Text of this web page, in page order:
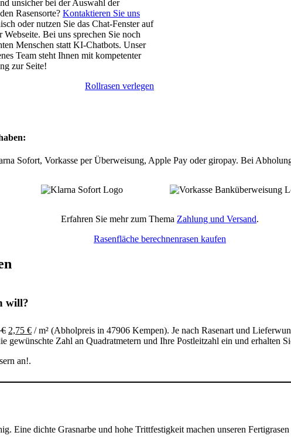
unsicher bei der Auswahl der
Rasensorte? Kontaktieren Sie uns
oder nutzen Sie das Chat-Fenster auf
Webseite. Bei uns sprechen Sie noch
Menschen statt KI-Chatbots. Unser
Team steht Ihnen mit kompetenter
zur Seite!
Rollrasen verlegen
Sofort, Vorkasse per Überweisung, Apple Pay oder giropay. Bei
Erfahren Sie mehr zum Thema Zahlung und Versand.
Rasenfläche berechnenrasen kaufen
will?
€ 2,75 € / m² (Abholpreis in 47906 Kempen). Je nach Rasenart und
gewünschte Zahl an Quadratmetern und Ihre Postleitzahl ein und erhalten
an!.
Eine dichte Grasnarbe und hohe Trittfestigkeit machen unseren